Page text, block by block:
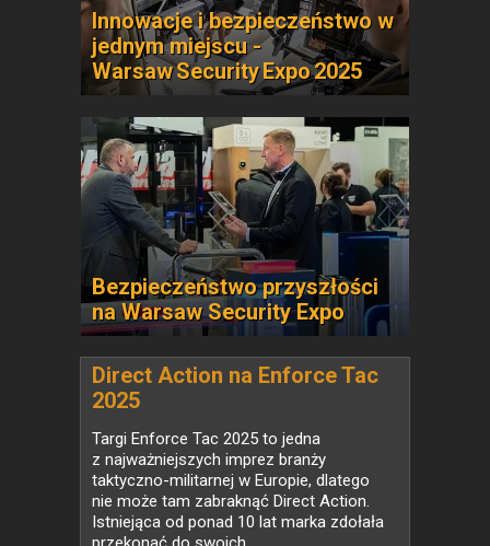
Innowacje i bezpieczeństwo w
jednym miejscu -
Warsaw Security Expo 2025
Bezpieczeństwo przyszłości
na Warsaw Security Expo
Direct Action na Enforce Tac
2025
Targi Enforce Tac 2025 to jedna
z najważniejszych imprez branży
taktyczno-militarnej w Europie, dlatego
nie może tam zabraknąć Direct Action.
Istniejąca od ponad 10 lat marka zdołała